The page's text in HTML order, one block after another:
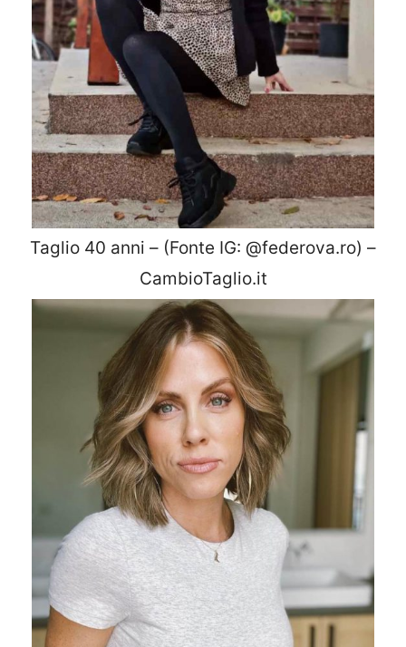
Taglio 40 anni – (Fonte IG: @federova.ro) –
CambioTaglio.it